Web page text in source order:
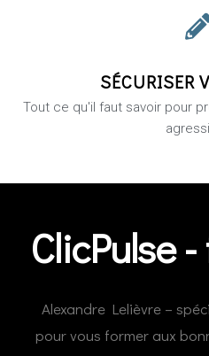
SÉCURISER
Tout ce qu'il faut savoir pour
ClicPulse
Alexandre Lelièvre –
pour vous former aux